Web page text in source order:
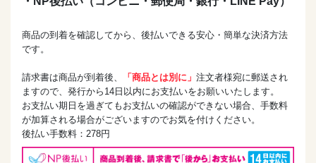
商品の到着を確認してから、後払いできる安心・簡単な決済方法
です。
請求書は商品が到着後、 「商品とは別に」 注文者様宛に郵送され
ますので、発行から14日以内にお支払いをお願いいたします。
お支払い期日を過ぎてもお支払いの確認ができない場合、手数料
が加算される場合がございますのでお気を付けください。
後払い手数料：278円